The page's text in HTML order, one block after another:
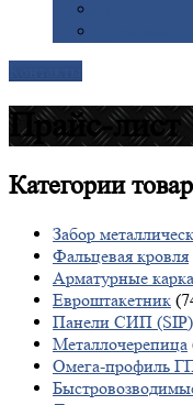
Прайс-лист
Категории
Забор
Фальцевая кровля
Арматурные
Евроштакетник
Панели СИП (SIP)
Металлочерепица
Омега-профиль